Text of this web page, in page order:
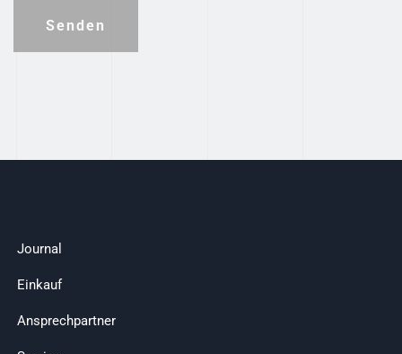
Senden
Journal
Einkauf
Ansprechpartner